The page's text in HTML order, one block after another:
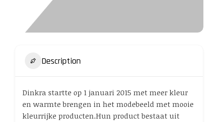
Description
Dinkra startte op 1 januari 2015 met meer kleur
en warmte brengen in het modebeeld met mooie
kleurrijke producten.Hun product bestaat uit